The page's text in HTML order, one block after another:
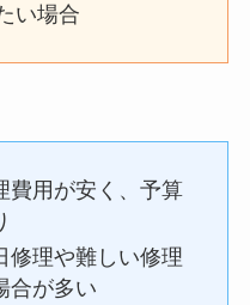
い場合
費用が安く、予算
修理や難しい修理
合が多い